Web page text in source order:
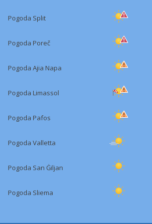
Pogoda Split
Pogoda Poreč
Pogoda Ajia Napa
Pogoda Limassol
Pogoda Pafos
Pogoda Valletta
Pogoda San Ġiljan
Pogoda Sliema